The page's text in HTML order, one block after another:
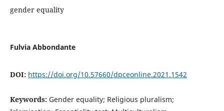
gender equality
Fulvia Abbondante
DOI: https://doi.org/10.57660/dpceonline.2021.1542
Keywords: Gender equality; Religious pluralism;